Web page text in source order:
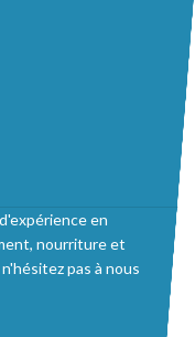
en
nourriture et
pas à nous